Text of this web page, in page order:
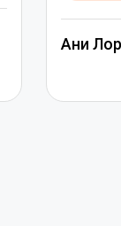
Ани